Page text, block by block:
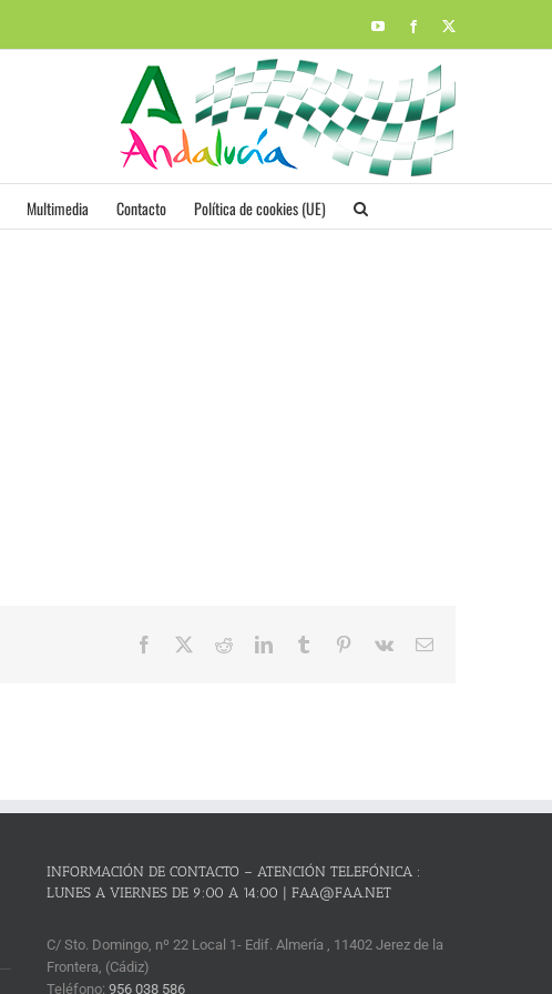
YouTubeFacebook
Multimedia Contacto Política de cookies (UE)
Facebook RedditLinkedInTumblr Pinterest
Vk
Correo
INFORMACIÓN DE CONTACTO – ATENCIÓN TELEFÓNICA :
LUNES A VIERNES DE 9:00 A 14:00 | FAA@FAA.NET
C/ Sto. Domingo, nº 22 Local 1- Edif. Almería , 11402 Jerez de la
Frontera, (Cádiz)
Teléfono:956 038 586